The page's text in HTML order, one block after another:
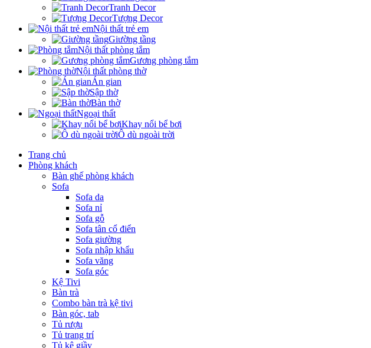
Tranh Decor
Tượng Decor
Nội thất trẻ em
Giường tầng
Nội thất phòng tắm
Gương phòng tắm
Nội thất phòng thờ
Án gian
Sập thờ
Bàn thờ
Ngoại thất
Khay nổi bể bơi
Ô dù ngoài trời
Trang chủ
Phòng khách
Bàn ghế phòng khách
Sofa
Sofa da
Sofa nỉ
Sofa gỗ
Sofa tân cổ điển
Sofa giường
Sofa nhập khẩu
Sofa văng
Sofa góc
Kệ Tivi
Bàn trà
Combo bàn trà kệ tivi
Bàn góc, tab
Tủ rượu
Tủ trang trí
Tủ kệ giầy